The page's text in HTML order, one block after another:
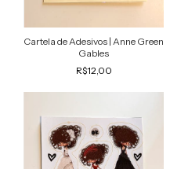
Cartela de Adesivos | Anne Green
Gables
R$12,00